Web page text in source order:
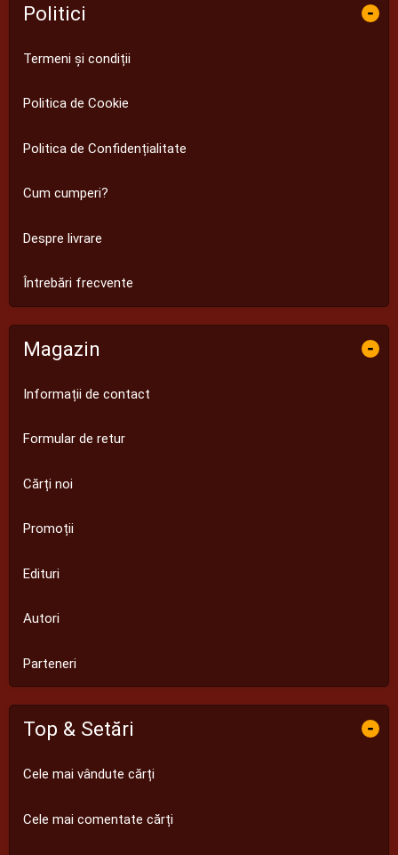
Politici -
Termeni și condiții
Politica de Cookie
Politica de Confidențialitate
Cum cumperi?
Despre livrare
Întrebări frecvente
Magazin -
Informații de contact
Formular de retur
Cărți noi
Promoții
Edituri
Autori
Parteneri
Top & Setări -
Cele mai vândute cărți
Cele mai comentate cărți